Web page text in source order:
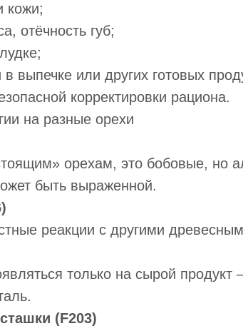
кожи;
отёчность губ;
выпечке или других готовых
корректировки рациона.
на разные орехи
орехам, это бобовые, но
быть выраженной.
реакции с другими
только на сырой
(F203)